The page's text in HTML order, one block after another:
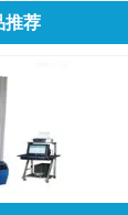
推荐